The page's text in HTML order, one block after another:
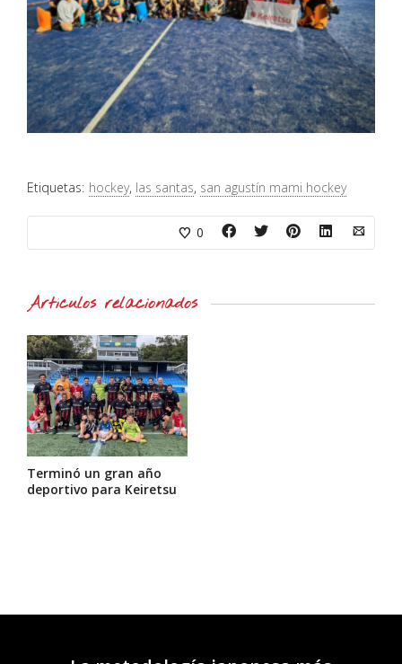
Etiquetas: hockey, las santas, san agustín mami hockey
0
Artículos relacionados
Terminó un gran año
deportivo para Keiretsu